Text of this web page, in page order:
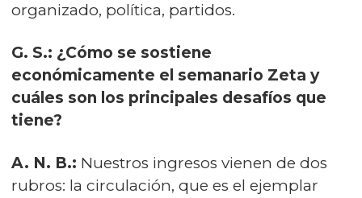
organizado, política, partidos.
G. S.: ¿Cómo se sostiene
económicamente el semanario Zeta y
cuáles son los principales desafíos que
tiene?
A. N. B.: Nuestros ingresos vienen de dos
rubros: la circulación, que es el ejemplar